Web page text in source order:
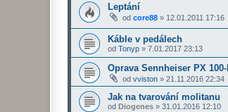
Leptání
od core88 » 12.01.2011 17:16
Káble v pedálech
od Tonyp » 7.01.2017 23:13
Oprava Sennheiser PX 100-II
od vviston » 21.11.2016 22:34
Jak na tvarování molitanu
od Diogenes » 31.01.2016 12:10